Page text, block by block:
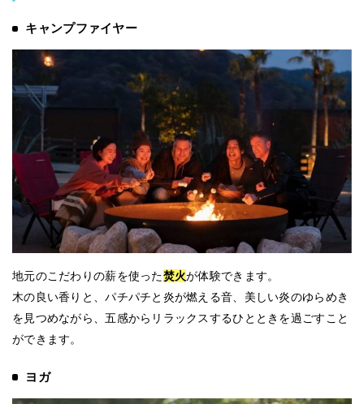
キャンプファイヤー
地元のこだわりの薪を使った焚火が体験できます。
木の良い香りと、パチパチと炎が燃える音、美しい炎のゆらめき
を見つめながら、五感からリラックスするひとときを過ごすこと
ができます。
ヨガ